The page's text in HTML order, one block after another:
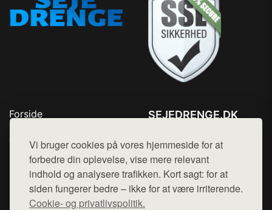
Vi bruger cookies på vores hjemmeside for at
forbedre din oplevelse, vise mere relevant
indhold og analysere trafikken. Kort sagt: for at
siden fungerer bedre – ikke for at være irriterende.
Cookie- og privatlivspolitik.
Forside
Top Rabatter
Kontakt
SEJEDRENGE.DK
Mail: hej@want.dk
Cookie- og privatlivspolitik